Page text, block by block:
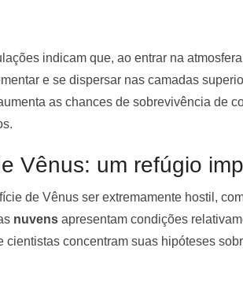
indicam que, ao entrar na
e se dispersar nas camadas
as chances de sobrevivência de
Vênus: um refúgio
de Vênus ser extremamente hostil,
nuvens apresentam condições
cientistas concentram suas hipóteses